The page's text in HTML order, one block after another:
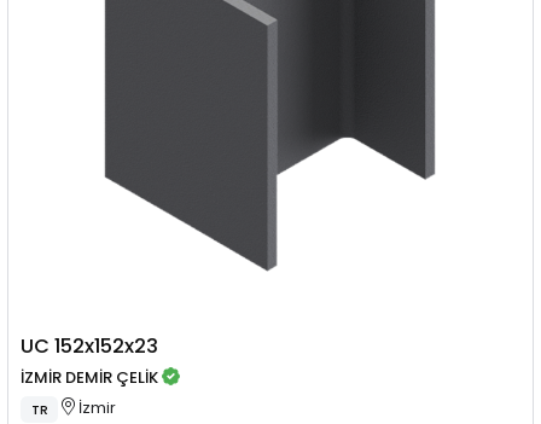
UC 152x152x23
İZMİR DEMİR ÇELİK
TR İzmir